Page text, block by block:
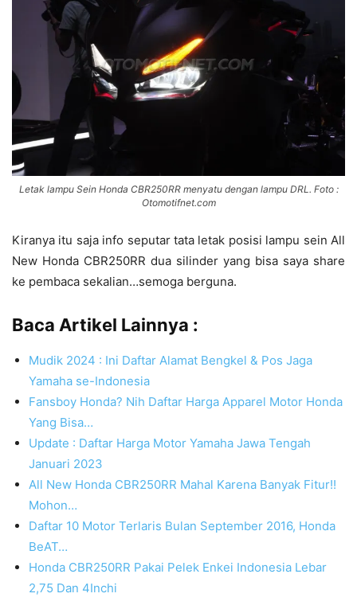
Letak lampu Sein Honda CBR250RR menyatu dengan lampu DRL. Foto :
Otomotifnet.com
Kiranya itu saja info seputar tata letak posisi lampu sein All
New Honda CBR250RR dua silinder yang bisa saya share
ke pembaca sekalian…semoga berguna.
Baca Artikel Lainnya :
Mudik 2024 : Ini Daftar Alamat Bengkel & Pos Jaga
Yamaha se-Indonesia
Fansboy Honda? Nih Daftar Harga Apparel Motor Honda
Yang Bisa…
Update : Daftar Harga Motor Yamaha Jawa Tengah
Januari 2023
All New Honda CBR250RR Mahal Karena Banyak Fitur!!
Mohon…
Daftar 10 Motor Terlaris Bulan September 2016, Honda
BeAT…
Honda CBR250RR Pakai Pelek Enkei Indonesia Lebar
2,75 Dan 4Inchi